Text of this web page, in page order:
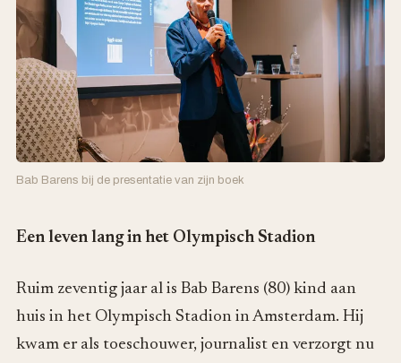
Bab Barens bij de presentatie van zijn boek
Een leven lang in het Olympisch Stadion
Ruim zeventig jaar al is Bab Barens (80) kind aan
huis in het Olympisch Stadion in Amsterdam. Hij
kwam er als toeschouwer, journalist en verzorgt nu